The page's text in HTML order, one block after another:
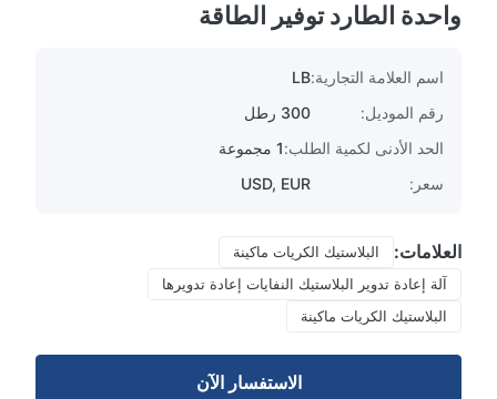
واحدة الطارد توفير الطاقة
اسم العلامة التجارية:LB
رقم الموديل:
الحد الأدنى لكمية الطلب:1 مجموعة
USD, EUR
العلامات:
البلاستيك الكريات ماكينة
آلة إعادة تدوير البلاستيك النفايات إعادة تدويرها
البلاستيك الكريات ماكينة
الاستفسار الآن